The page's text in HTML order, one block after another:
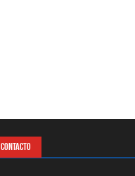
CONTACTO